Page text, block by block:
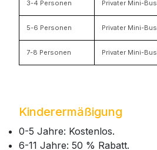
3-4 Personen Privater Mini-Bus
5-6 Personen Privater Mini-Bus
7-8 Personen Privater Mini-Bus
Kinderermäßigung
0-5 Jahre: Kostenlos.
6-11 Jahre: 50 % Rabatt.